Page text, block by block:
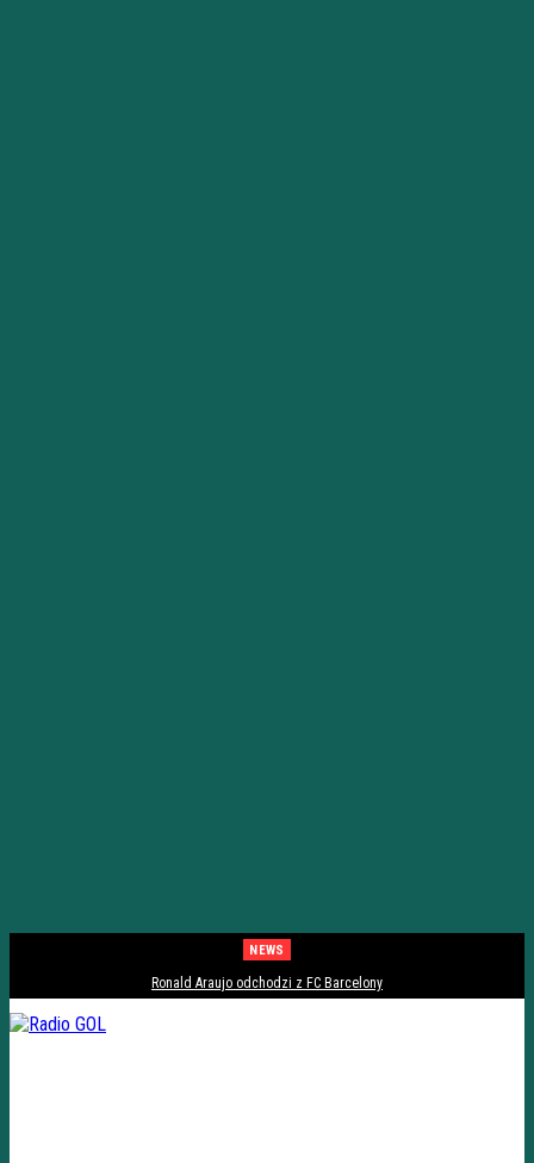
NEWS
Ronald Araujo odchodzi z FC Barcelony